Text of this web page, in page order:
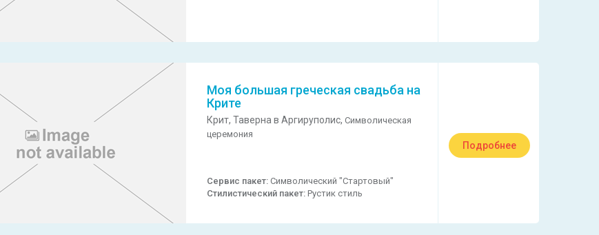
Моя большая греческая свадьба на
Крите
Крит,Таверна в Аргируполис,Символическая
церемония
Сервис пакет:Символический "Стартовый"
Стилистический пакет:Рустик стиль
Подробнее